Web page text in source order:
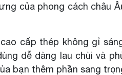
của phong cách châu
cấp thép không gỉ
dễ dàng lau chùi và
bạn thêm phần sang